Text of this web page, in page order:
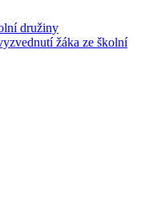
družiny
žáka ze školní